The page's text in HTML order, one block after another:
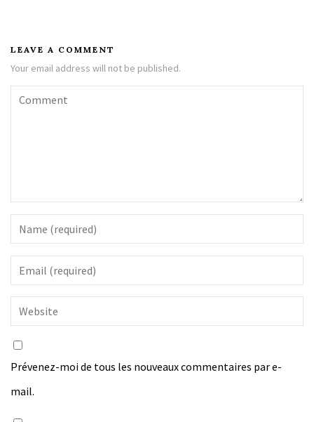
LEAVE A COMMENT
Your email address will not be published.
Prévenez-moi de tous les nouveaux commentaires par e-
mail.